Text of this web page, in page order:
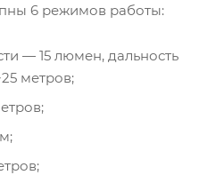
6 режимов работы:
— 15 люмен, дальность
метров;